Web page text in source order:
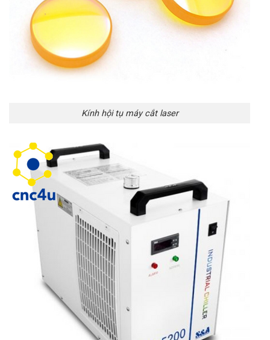
Kính hội tụ máy cắt laser